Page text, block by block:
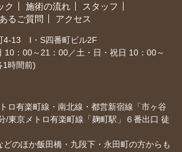
ク
施術の流れ
スタッフ
るご質問 アクセス
4-13 I・S四番町ビル2F
10：00～21：00／土・日・祝日 10：00～
1時間前)
ロ有楽町線・南北線・都営新宿線「市ヶ谷
/東京メトロ有楽町線「麹町駅」６番出口 徒
のほか飯田橋・九段下・永田町の方からも